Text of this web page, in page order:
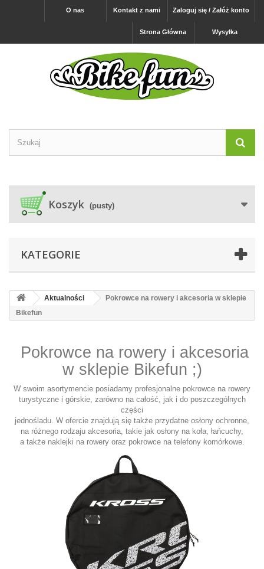
Zaloguj się / Załóż konto
Kontakt z nami
O nas
Wysyłka
Strona Główna
Koszyk (pusty)
KATEGORIE
Aktualności
Pokrowce na rowery i akcesoria w sklepie
Bikefun
Pokrowce na rowery i akcesoria
w sklepie Bikefun ;)
W swoim asortymencie posiadamy profesjonalne pokrowce na rowery
turystyczne i górskie, zarówno na całość, jak i do poszczególnych
części
jednośladu. W ofercie znajdują się także przydatne osłony ochronne,
na różnego rodzaju akcesoria, takie jak osłony na koła, łańcuchy,
a także naklejki na rowery oraz pokrowce na telefony komórkowe.